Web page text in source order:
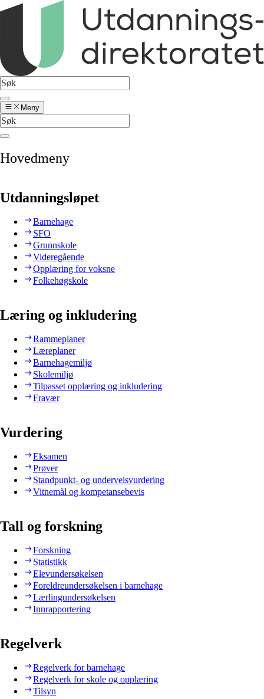
Meny
Hovedmeny
Utdanningsløpet
Barnehage
SFO
Grunnskole
Videregående
Opplæring for voksne
Folkehøgskole
Læring og inkludering
Rammeplaner
Læreplaner
Barnehagemiljø
Skolemiljø
Tilpasset opplæring og inkludering
Fravær
Vurdering
Eksamen
Prøver
Standpunkt- og underveisvurdering
Vitnemål og kompetansebevis
Tall og forskning
Forskning
Statistikk
Elevundersøkelsen
Foreldreundersøkelsen i barnehage
Lærlingundersøkelsen
Innrapportering
Regelverk
Regelverk for barnehage
Regelverk for skole og opplæring
Tilsyn